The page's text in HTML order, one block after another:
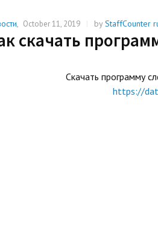
, October 11, 2019 byStaffCounter
скачать
Скачать программу
https://